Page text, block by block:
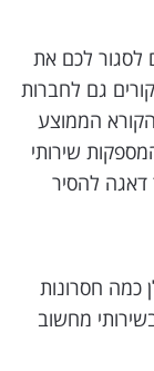
לסגור לכם את
גם לחברות
הממוצע
שירותי
דאגה להסיר
כמה חסרונות
מחשוב